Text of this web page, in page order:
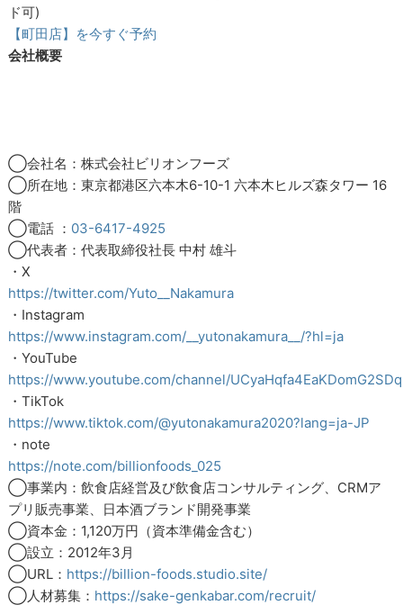
ド可)
【町田店】を今すぐ予約
会社概要
◯会社名：株式会社ビリオンフーズ
◯所在地：東京都港区六本木6-10-1 六本木ヒルズ森タワー 16
階
◯電話 ： 03-6417-4925
◯代表者：代表取締役社長 中村 雄斗
・X
https://twitter.com/Yuto__Nakamura
・Instagram
https://www.instagram.com/__yutonakamura__/?hl=ja
・YouTube
https://www.youtube.com/channel/
・TikTok
https://www.tiktok.com/@yutonakamura2020?lang=ja-JP
・note
https://note.com/billionfoods_025
◯事業内：飲食店経営及び飲食店コンサルティング、CRMア
プリ販売事業、日本酒ブランド開発事業
◯資本金：1,120万円（資本準備金含む）
◯設立：2012年3月
◯URL： https://billion-foods.studio.site/
◯人材募集： https://sake-genkabar.com/recruit/